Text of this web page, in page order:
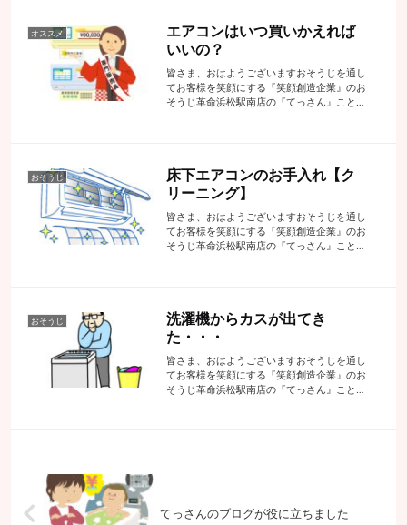
オススメ
エアコンはいつ買いかえれば
いいの？
皆さま、おはようございますおそうじを通し
てお客様を笑顔にする『笑顔創造企業』のお
そうじ革命浜松駅南店の『てっさん』こと代
おそうじ
床下エアコンのお手入れ【ク
リーニング】
皆さま、おはようございますおそうじを通し
てお客様を笑顔にする『笑顔創造企業』のお
そうじ革命浜松駅南店の『てっさん』こと代
おそうじ
洗濯機からカスが出てき
た・・・
皆さま、おはようございますおそうじを通し
てお客様を笑顔にする『笑顔創造企業』のお
そうじ革命浜松駅南店の『てっさん』こと代
てっさんのブログが役に立ちました